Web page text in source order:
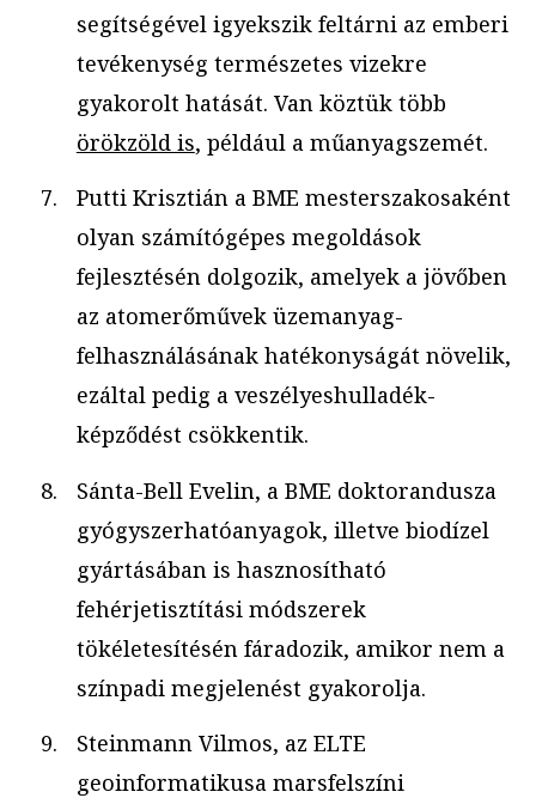
segítségével igyekszik feltárni az emberi
tevékenység természetes vizekre
gyakorolt hatását. Van köztük több
örökzöld is, például a műanyagszemét.
Putti Krisztián a BME mesterszakosaként
olyan számítógépes megoldások
fejlesztésén dolgozik, amelyek a jövőben
az atomerőművek üzemanyag-
felhasználásának hatékonyságát növelik,
ezáltal pedig a veszélyeshulladék-
képződést csökkentik.
Sánta-Bell Evelin, a BME doktorandusza
gyógyszerhatóanyagok, illetve biodízel
gyártásában is hasznosítható
fehérjetisztítási módszerek
tökéletesítésén fáradozik, amikor nem a
színpadi megjelenést gyakorolja.
Steinmann Vilmos, az ELTE
geoinformatikusa marsfelszíni